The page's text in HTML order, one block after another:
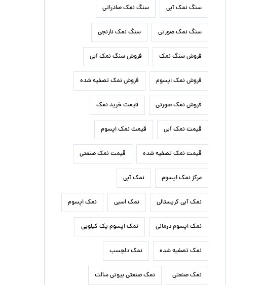
سنگ نمک آبی سنگ نمک صادراتی
سنگ نمک صورتی سنگ نمک نارنجی
فروش سنگ نمک فروش سنگ نمک آبی
فروش نمک اپسوم فروش نمک تصفیه شده
فروش نمک صورتی قیمت خرید نمک
قیمت نمک آبی قیمت نمک اپسوم
قیمت نمک تصفیه شده قیمت نمک صنعتی
مرکز نمک اپسوم نمک آبی
نمک آبی کریستالی نمک اسبی نمک اپسوم
نمک اپسوم درمانی نمک اپسوم یک کیلویی
نمک تصفیه شده نمک دلچسب
نمک صنعتی نمک صنعتی بیوتی سالت